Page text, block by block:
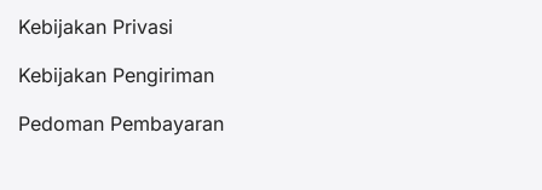
Kebijakan Privasi
Kebijakan Pengiriman
Pedoman Pembayaran